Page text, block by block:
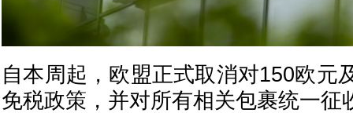
自本周起，欧盟正式取消对150欧元
免税政策，并对所有相关包裹统一征